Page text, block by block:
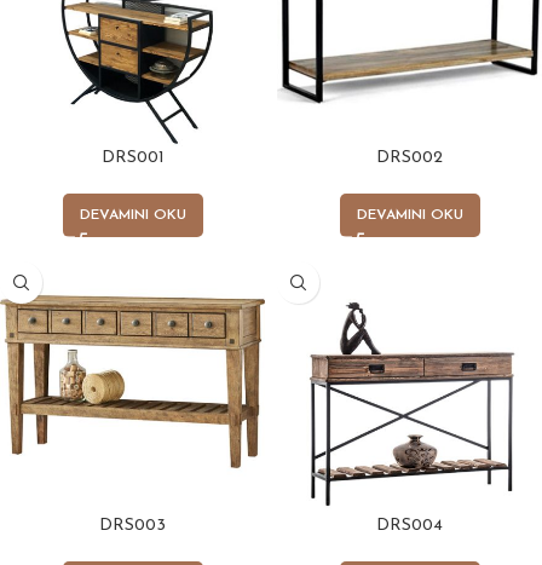
DRS001
DEVAMINI OKU
DRS002
DEVAMINI OKU
DRS003 DRS004